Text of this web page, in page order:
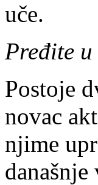
uče.
Pređite
Postoje
novac
njime